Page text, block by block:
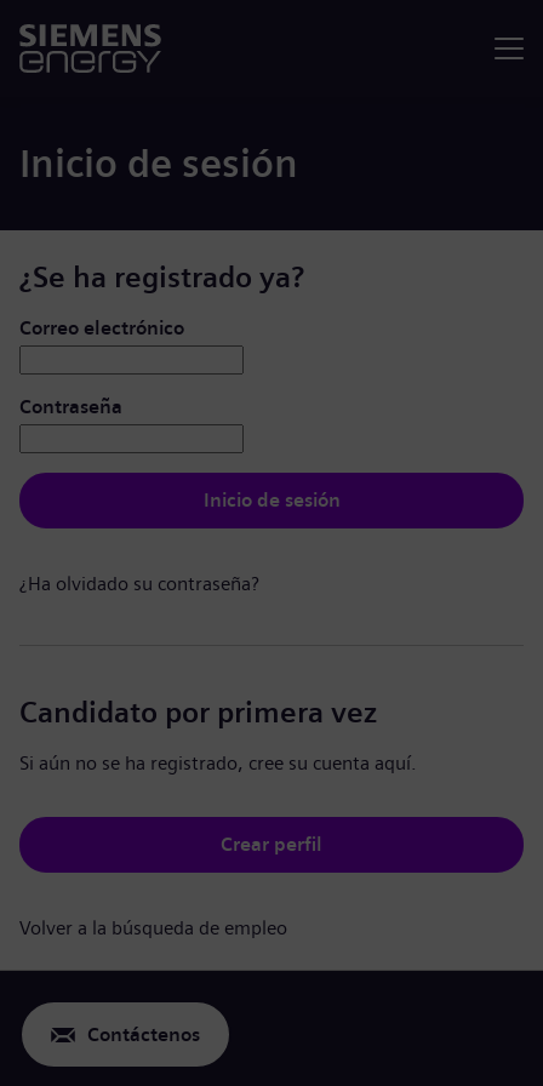
Inicio de sesión
¿Se ha registrado ya?
Iniciar de sesión: usuario y contraseña
Correo electrónico
Contraseña
Inicio de sesión
¿Ha olvidado su contraseña?
Candidato por primera vez
Si aún no se ha registrado, cree su cuenta aquí.
Crear perfil
Volver a la búsqueda de empleo
Contáctenos